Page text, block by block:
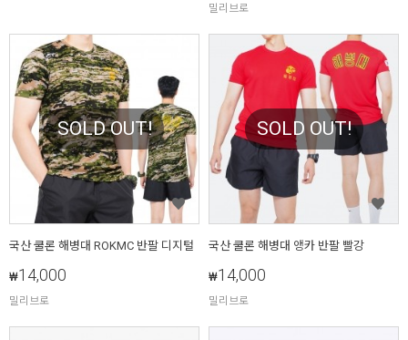
밀리브로
SOLD OUT!
국산 쿨론 해병대 ROKMC 반팔 디지털
₩14,000
밀리브로
SOLD OUT!
국산 쿨론 해병대 앵카 반팔 빨강
₩14,000
밀리브로